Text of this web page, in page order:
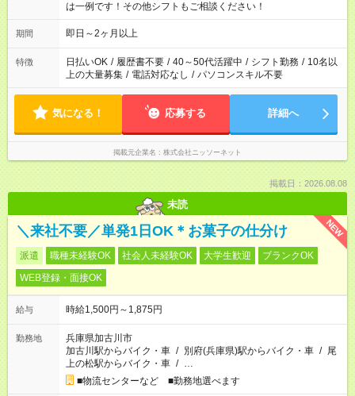
は一例です！その他シフトもご相談ください！
期間 即日～2ヶ月以上
特徴 日払いOK / 履歴書不要 / 40～50代活躍中 / シフト勤務 / 10名以
上の大量募集 / 電話対応なし / パソコンスキル不要
気になる！ 応募する 詳細へ
掲載元企業名 株式会社ニッソーネット
掲載日：2026.08.08
未読
NEW
＼来社不要／単発1日OK＊お菓子の仕分け
派遣 職種未経験OK 社会人未経験OK 大学生歓迎
ブランクOK
WEB登録・面接OK
給与 時給1,500円～1,875円
勤務地
兵庫県加古川市
加古川駅からバイク・車 / 別府(兵庫県)駅からバイク・車 / 尾
上の松駅からバイク・車 / …
■物流センターなど ■勤務地選べます